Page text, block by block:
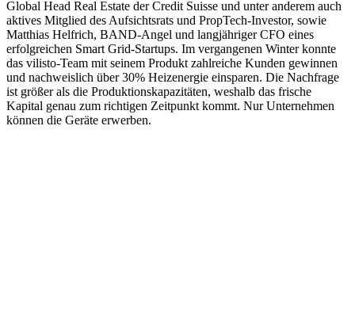
Global Head Real Estate der Credit Suisse und unter anderem auch
aktives Mitglied des Aufsichtsrats und PropTech-Investor, sowie
Matthias Helfrich, BAND-Angel und langjähriger CFO eines
erfolgreichen Smart Grid-Startups. Im vergangenen Winter konnte
das vilisto-Team mit seinem Produkt zahlreiche Kunden gewinnen
und nachweislich über 30% Heizenergie einsparen. Die Nachfrage
ist größer als die Produktionskapazitäten, weshalb das frische
Kapital genau zum richtigen Zeitpunkt kommt. Nur Unternehmen
können die Geräte erwerben.